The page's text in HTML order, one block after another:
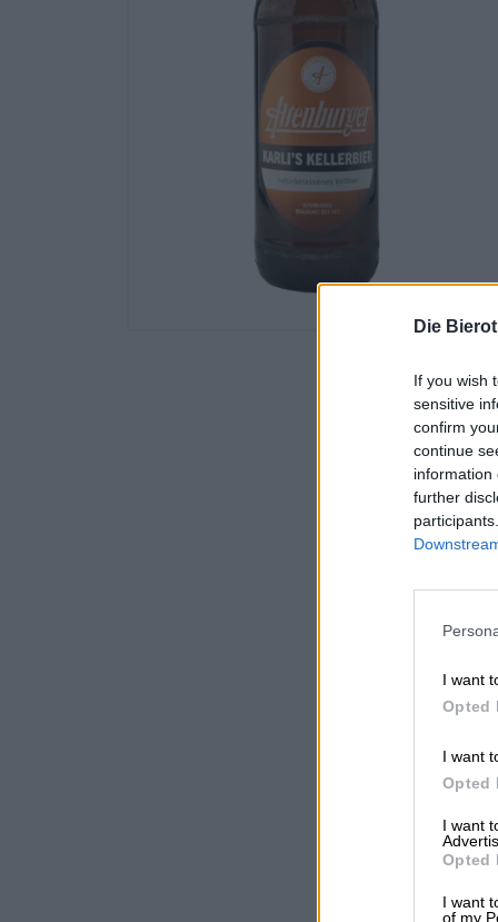
Die
If you wish
sensitive
confirm
continue
information
further
I want
Opted
I want
Opted
I want
Opted
I want
of my